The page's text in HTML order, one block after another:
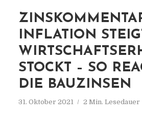
INFLATION
STOCKT – SO
DIE BAUZINSEN
31. Oktober 2021 2 Min. Lesedauer